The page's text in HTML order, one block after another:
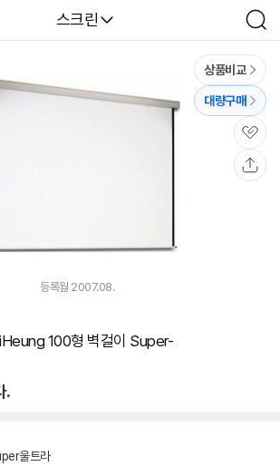
다나와
스크린
검
색
상품비교
대량구매
관
심
등록월 2007.08.
100형 벽걸이 Super-
.
울트라